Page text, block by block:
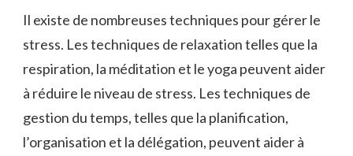
Il existe de nombreuses techniques pour gérer le
stress. Les techniques de relaxation telles que la
respiration, la méditation et le yoga peuvent aider
à réduire le niveau de stress. Les techniques de
gestion du temps, telles que la planification,
l’organisation et la délégation, peuvent aider à